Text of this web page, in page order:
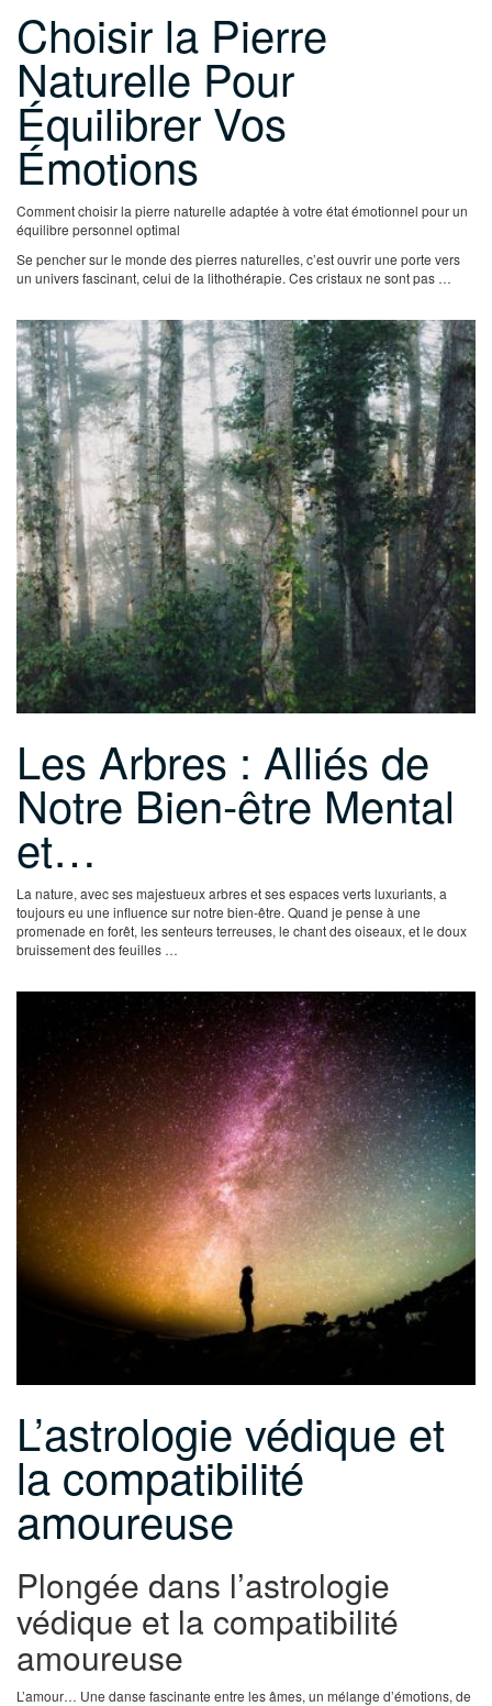
Choisir la Pierre
Naturelle Pour
Équilibrer Vos
Émotions
Comment choisir la pierre naturelle adaptée à votre état émotionnel pour un
équilibre personnel optimal
Se pencher sur le monde des pierres naturelles, c’est ouvrir une porte vers
un univers fascinant, celui de la lithothérapie. Ces cristaux ne sont pas …
Les Arbres : Alliés de
Notre Bien-être Mental
et…
La nature, avec ses majestueux arbres et ses espaces verts luxuriants, a
toujours eu une influence sur notre bien-être. Quand je pense à une
promenade en forêt, les senteurs terreuses, le chant des oiseaux, et le doux
bruissement des feuilles …
L’astrologie védique et
la compatibilité
amoureuse
Plongée dans l’astrologie
védique et la compatibilité
amoureuse
L’amour… Une danse fascinante entre les âmes, un mélange d’émotions, de